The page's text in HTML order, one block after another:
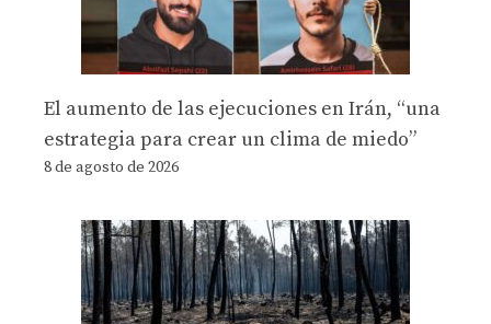
El aumento de las ejecuciones en Irán, “una
estrategia para crear un clima de miedo”
8 de agosto de 2026